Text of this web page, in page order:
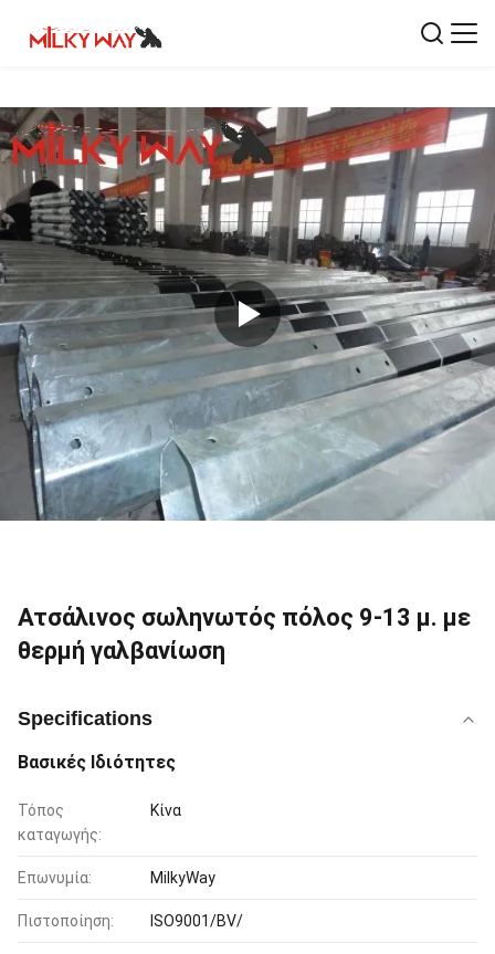
Ατσάλινος σωληνωτός πόλος 9-13 μ. με
θερμή γαλβανίωση
Specifications
Βασικές Ιδιότητες
Τόπος
καταγωγής:
Κίνα
Επωνυμία: MilkyWay
Πιστοποίηση: ISO9001/BV/